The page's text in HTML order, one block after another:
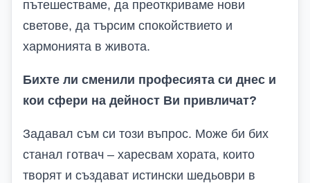
пътешестваме, да преоткриваме нови
светове, да търсим спокойствието и
хармонията в живота.
Бихте ли сменили професията си днес и
кои сфери на дейност Ви привличат?
Задавал съм си този въпрос. Може би бих
станал готвач – харесвам хората, които
творят и създават истински шедьоври в